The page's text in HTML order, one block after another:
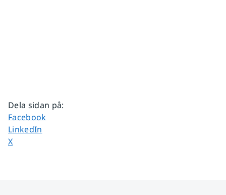
Dela sidan på:
Dela sidan på
Facebook
Dela sidan på
LinkedIn
Dela sidan på
X